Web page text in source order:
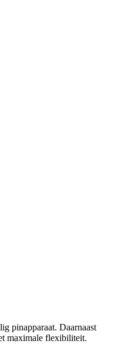
pinapparaat. Daarnaast
maximale flexibiliteit.